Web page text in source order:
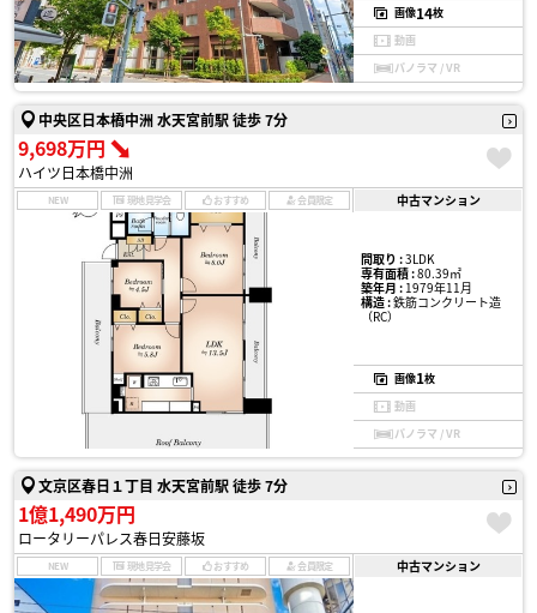
画像14枚
動画
パノラマ / VR
中央区日本橋中洲 水天宮前駅 徒歩 7分
9,698万円
ハイツ日本橋中洲
NEW 現地見学会 おすすめ 会員限定 中古マンション
間取り :3LDK
専有面積 :80.39㎡
築年月 :1979年11月
構造 :鉄筋コンクリート造
（RC）
画像1枚
動画
パノラマ / VR
文京区春日１丁目 水天宮前駅 徒歩 7分
1億1,490万円
ロータリーパレス春日安藤坂
NEW 現地見学会 おすすめ 会員限定 中古マンション